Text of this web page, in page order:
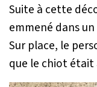
Suite à cette
emmené dans
Sur place, le
que le chiot était